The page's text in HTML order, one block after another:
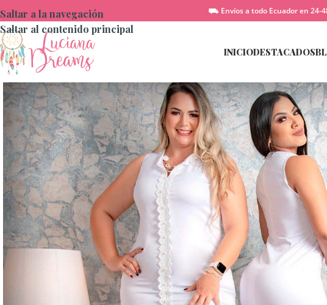
Saltar a la navegación
Saltar al contenido principal
⛟ Envíos a todo Ecuador en 24-
INICIODESTACADOS